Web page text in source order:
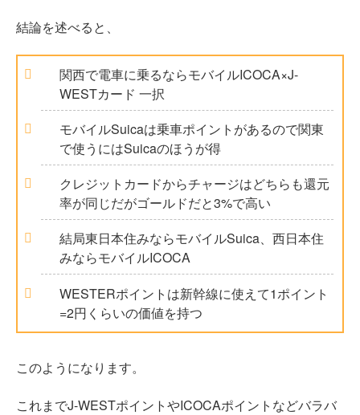
結論を述べると、
関西で電車に乗るならモバイルICOCA×J-
WESTカード 一択
モバイルSuicaは乗車ポイントがあるので関東
で使うにはSuicaのほうが得
クレジットカードからチャージはどちらも還元
率が同じだがゴールドだと3%で高い
結局東日本住みならモバイルSuica、西日本住
みならモバイルICOCA
WESTERポイントは新幹線に使えて1ポイント
=2円くらいの価値を持つ
このようになります。
これまでJ-WESTポイントやICOCAポイントなどバラバ